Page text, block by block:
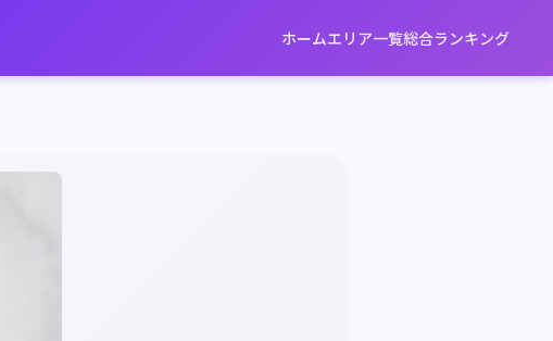
ホームエリア一覧総合ランキング